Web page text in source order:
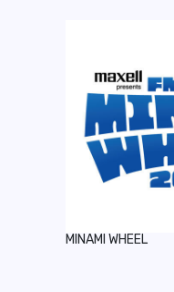
MINAMI WHEEL